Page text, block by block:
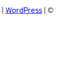
| WordPress| ©